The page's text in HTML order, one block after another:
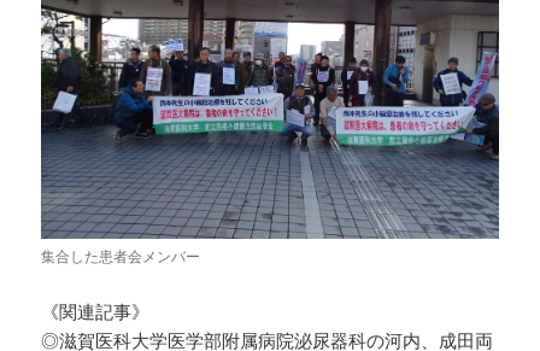
集合した患者会メンバー
《関連記事》
◎滋賀医科大学医学部附属病院泌尿器科の河内、成田両